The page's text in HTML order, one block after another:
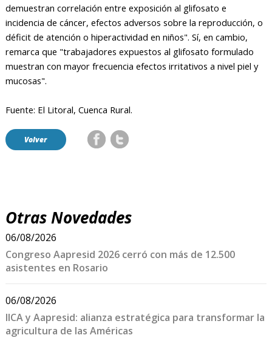
demuestran correlación entre exposición al glifosato e
incidencia de cáncer, efectos adversos sobre la reproducción, o
déficit de atención o hiperactividad en niños". Sí, en cambio,
remarca que "trabajadores expuestos al glifosato formulado
muestran con mayor frecuencia efectos irritativos a nivel piel y
mucosas".
Fuente: El Litoral, Cuenca Rural.
Volver
Otras Novedades
06/08/2026
Congreso Aapresid 2026 cerró con más de 12.500
asistentes en Rosario
06/08/2026
IICA y Aapresid: alianza estratégica para transformar la
agricultura de las Américas